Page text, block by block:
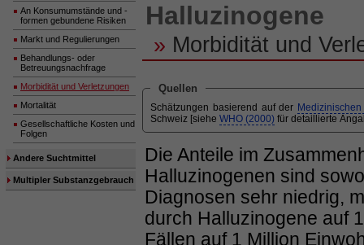
An Konsumumstände und -
formen gebundene Risiken
Markt und Regulierungen
Behandlungs- oder
Betreuungsnachfrage
Morbidität und Verletzungen
Mortalität
Gesellschaftliche Kosten und
Folgen
Andere Suchtmittel
Multipler Substanzgebrauch
Halluzinogene
» Morbidität und
Quellen
Schätzungen basierend auf der
Schweiz [siehe WHO (2000) für detaillierte
Die Anteile im
Halluzinogenen sind
Diagnosen sehr niedrig,
durch Halluzinogene auf
Fällen auf 1 Million